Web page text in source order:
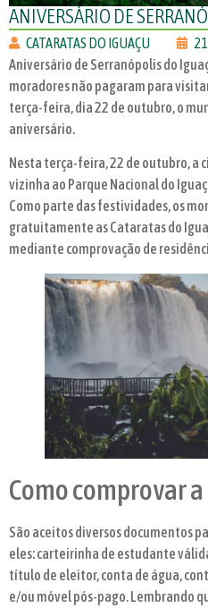
ANIVERSÁRIO DE
CATARATAS DO IGUAÇU
Aniversário de Serranópolis do
moradores não pagaram para
terça-feira, dia 22 de outubro, o
aniversário.
Nesta terça-feira, 22 de outubro, a
vizinha ao Parque Nacional do
Como parte das festividades, os
gratuitamente as Cataratas do
mediante comprovação de
Como comprovar
São aceitos diversos documentos
eles: carteirinha de estudante
título de eleitor, conta de água,
e/ou móvel pós-pago. Lembrando